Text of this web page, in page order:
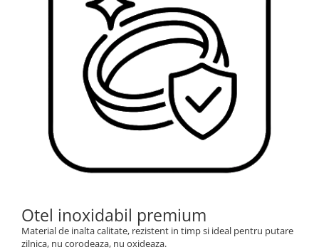
Otel inoxidabil premium
Material de inalta calitate, rezistent in timp si ideal pentru putare
zilnica, nu corodeaza, nu oxideaza.